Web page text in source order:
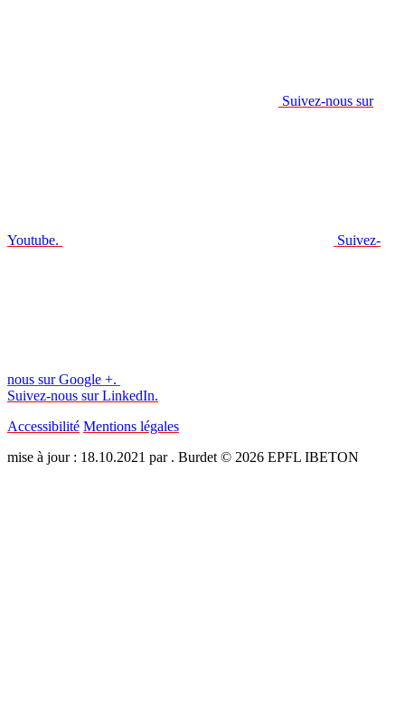
Suivez-nous sur
Youtube. Suivez-
nous sur Google +.
Suivez-nous sur LinkedIn.
Accessibilité Mentions légales
mise à jour : 18.10.2021 par . Burdet © 2026 EPFL IBETON